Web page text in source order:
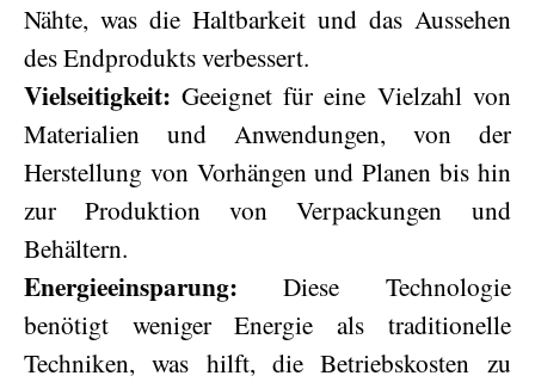
Nähte, was die Haltbarkeit und das Aussehen
des Endprodukts verbessert.
Vielseitigkeit: Geeignet für eine Vielzahl von
Materialien und Anwendungen, von der
Herstellung von Vorhängen und Planen bis hin
zur Produktion von Verpackungen und
Behältern.
Energieeinsparung: Diese Technologie
benötigt weniger Energie als traditionelle
Techniken, was hilft, die Betriebskosten zu